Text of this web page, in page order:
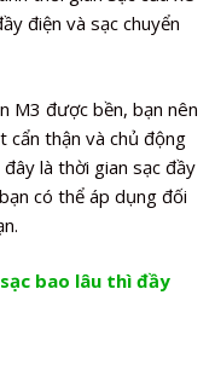
điện và sạc chuyển
M3 được bền, bạn nên
cẩn thận và chủ động
là thời gian sạc đầy
có thể áp dụng đối
bao lâu thì đầy